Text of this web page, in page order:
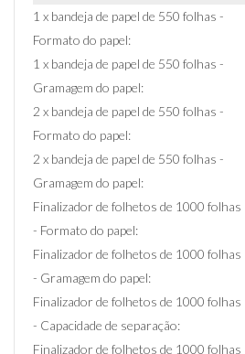
1 x bandeja de papel de 550 folhas -
Formato do papel:
1 x bandeja de papel de 550 folhas -
Gramagem do papel:
2 x bandeja de papel de 550 folhas -
Formato do papel:
2 x bandeja de papel de 550 folhas -
Gramagem do papel:
Finalizador de folhetos de 1000 folhas
- Formato do papel:
Finalizador de folhetos de 1000 folhas
- Gramagem do papel:
Finalizador de folhetos de 1000 folhas
- Capacidade de separação:
Finalizador de folhetos de 1000 folhas